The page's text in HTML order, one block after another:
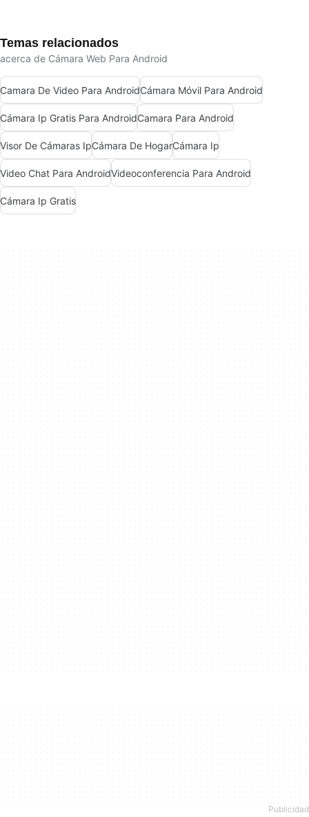
Temas relacionados
acerca de Cámara Web Para Android
Camara De Video Para AndroidCámara Móvil Para Android
Cámara Ip Gratis Para AndroidCamara Para Android
Visor De Cámaras IpCámara De HogarCámara Ip
Video Chat Para AndroidVideoconferencia Para Android
Cámara Ip Gratis